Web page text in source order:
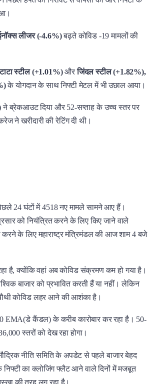
लीजर (-4.6%)बढ़ते कोविड -19 मामलों की
स्टील (+1.01%)औरजिंदल स्टील (+1.82%),
के योगदान के साथ निफ्टी मेटल में भी उछाल आया।
ने ब्रेकआउट दिया और 52-सप्ताह के उच्च स्तर पर
ने खरीदारी की रेटिंग दी थी।
24 घंटों में 4518 नए मामले सामने आए हैं।
को नियंत्रित करने के लिए किए जाने वाले
करने के लिए महाराष्ट्र मंत्रिमंडल की आज शाम 4 बजे
है, क्योंकि वहां अब कोविड संक्रमण कम हो गया है।
बाजार को प्रभावित करती हैं या नहीं। लेकिन
कोविड लहर आने की आशंका है।
EMA(डे कैंडल) के करीब कारोबार कर रहा है। 50-
स्तरों को देख रहा होगा।
नीति समिति के अपडेट से पहले बाजार बेहद
का क्लोजिंग फ्लैट आने वाले दिनों में मजबूत
की तरह लग रहा है।